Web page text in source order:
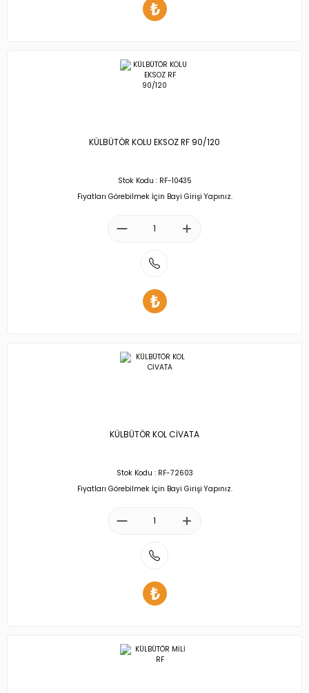
KÜLBÜTÖR KOLU EKSOZ RF 90/120
Stok Kodu : RF-10435
Fiyatları Görebilmek İçin Bayi Girişi Yapınız.
KÜLBÜTÖR KOL CİVATA
Stok Kodu : RF-72603
Fiyatları Görebilmek İçin Bayi Girişi Yapınız.